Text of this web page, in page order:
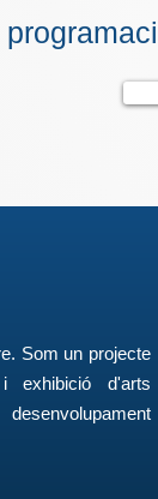
Som un projecte
d'arts